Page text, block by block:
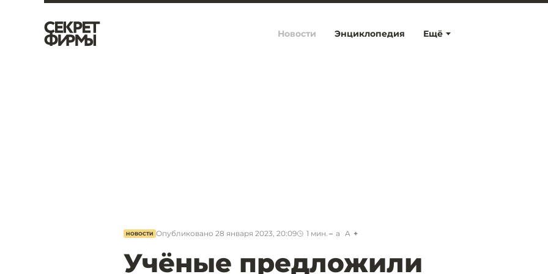
Ещё
Новости Энциклопедия
НОВОСТИ Опубликовано 28 января 2023, 20:09 1 мин. a A
Учёные предложили